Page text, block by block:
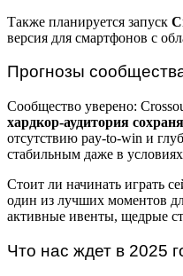
Также планируется запуск
версия для смартфонов с
Прогнозы
Сообщество уверено:
хардкор-аудитория
отсутствию pay-to-win и
стабильным даже в
Стоит ли начинать играть
один из лучших моментов
активные ивенты, щедрые
Что нас ждет в 2025